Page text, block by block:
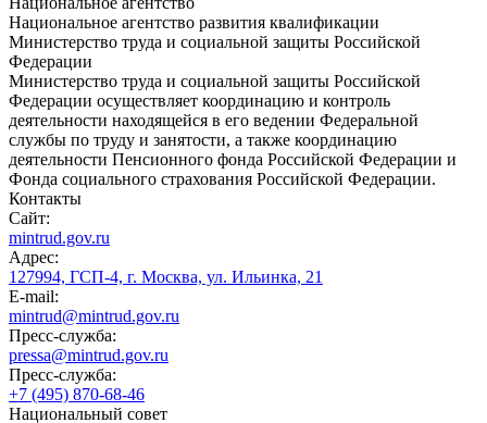
Национальное агентство развития квалификации
Министерство труда и социальной защиты Российской
Федерации
Министерство труда и социальной защиты Российской
Федерации осуществляет координацию и контроль
деятельности находящейся в его ведении Федеральной
службы по труду и занятости, а также координацию
деятельности Пенсионного фонда Российской Федерации и
Фонда социального страхования Российской Федерации.
Контакты
Сайт:
mintrud.gov.ru
Адрес:
127994, ГСП-4, г. Москва, ул. Ильинка, 21
E-mail:
mintrud@mintrud.gov.ru
Пресс-служба:
pressa@mintrud.gov.ru
Пресс-служба:
+7 (495) 870-68-46
Национальный совет